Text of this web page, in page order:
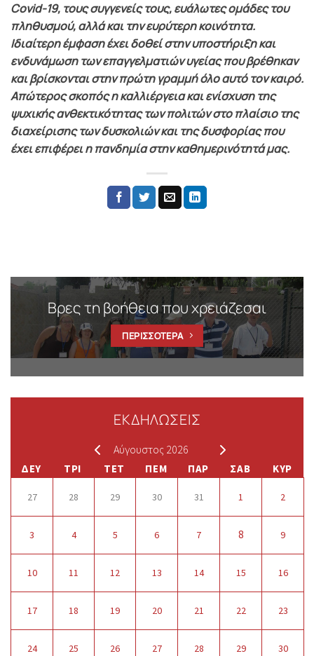
Covid-19, τους συγγενείς τους, ευάλωτες ομάδες του
πληθυσμού, αλλά και την ευρύτερη κοινότητα.
Ιδιαίτερη έμφαση έχει δοθεί στην υποστήριξη και
ενδυνάμωση των επαγγελματιών υγείας που βρέθηκαν
και βρίσκονται στην πρώτη γραμμή όλο αυτό τον καιρό.
Απώτερος σκοπός η καλλιέργεια και ενίσχυση της
ψυχικής ανθεκτικότητας των πολιτών στο πλαίσιο της
διαχείρισης των δυσκολιών και της δυσφορίας που
έχει επιφέρει η πανδηµία στην καθηµερινότητά μας.
Βρες τη βοήθεια που χρειάζεσαι
ΠΕΡΙΣΣΟΤΕΡΑ
ΕΚΔΗΛΩΣΕΙΣ
Αύγουστος 2026
ΔΕΥ ΤΡΙ ΤΕΤ ΠΕΜ ΠΑΡ ΣΑΒ ΚΥΡ
27 28 29 30 31 1 2
3 4 5 6 7 8 9
10 11 12 13 14 15 16
17 18 19 20 21 22 23
24 25 26 27 28 29 30